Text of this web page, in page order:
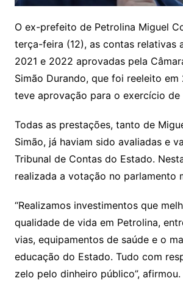
O ex-prefeito de Petrolina Miguel
terça-feira (12), as contas relativas
2021 e 2022 aprovadas pela
Simão Durando, que foi reeleito em
teve aprovação para o exercício de
Todas as prestações, tanto de
Simão, já haviam sido avaliadas e
Tribunal de Contas do Estado.
realizada a votação no parlamento
“Realizamos investimentos que
qualidade de vida em Petrolina,
vias, equipamentos de saúde e o
educação do Estado. Tudo com
zelo pelo dinheiro público”, afirmou.